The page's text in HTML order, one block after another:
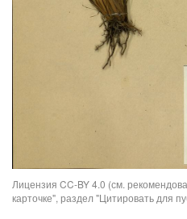
Лицензия CC-BY 4.0 (см.
карточке", раздел "Цитировать для